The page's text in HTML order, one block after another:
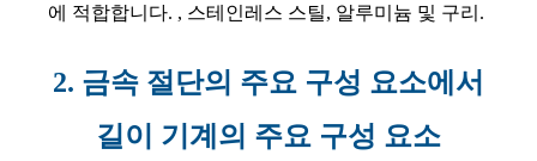
에 적합합니다. , 스테인레스 스틸, 알루미늄 및 구리.
2. 금속 절단의 주요 구성 요소에서
길이 기계의 주요 구성 요소